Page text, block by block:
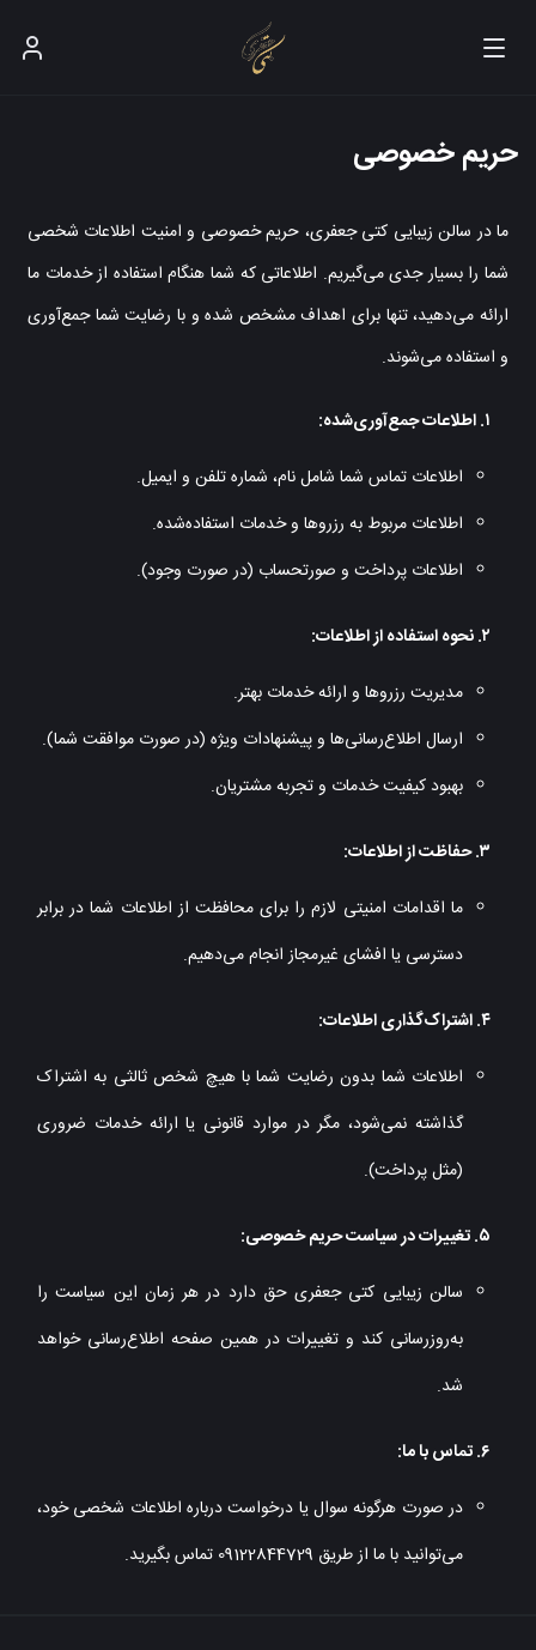
حریم خصوصی
ما در سالن زیبایی کتی جعفری، حریم خصوصی و امنیت اطلاعات شخصی
شما را بسیار جدی می‌گیریم. اطلاعاتی که شما هنگام استفاده از خدمات ما
ارائه می‌دهید، تنها برای اهداف مشخص شده و با رضایت شما جمع‌آوری
و استفاده می‌شوند.
۱. اطلاعات جمع‌آوری‌شده:
اطلاعات تماس شما شامل نام، شماره تلفن و ایمیل.
اطلاعات مربوط به رزروها و خدمات استفاده‌شده.
اطلاعات پرداخت و صورتحساب (در صورت وجود).
۲. نحوه استفاده از اطلاعات:
مدیریت رزروها و ارائه خدمات بهتر.
ارسال اطلاع‌رسانی‌ها و پیشنهادات ویژه (در صورت موافقت شما).
بهبود کیفیت خدمات و تجربه مشتریان.
۳. حفاظت از اطلاعات:
ما اقدامات امنیتی لازم را برای محافظت از اطلاعات شما در برابر
دسترسی یا افشای غیرمجاز انجام می‌دهیم.
۴. اشتراک‌گذاری اطلاعات:
اطلاعات شما بدون رضایت شما با هیچ شخص ثالثی به اشتراک
گذاشته نمی‌شود، مگر در موارد قانونی یا ارائه خدمات ضروری
(مثل پرداخت).
۵. تغییرات در سیاست حریم خصوصی:
سالن زیبایی کتی جعفری حق دارد در هر زمان این سیاست را
به‌روزرسانی کند و تغییرات در همین صفحه اطلاع‌رسانی خواهد
شد.
۶. تماس با ما:
در صورت هرگونه سوال یا درخواست درباره اطلاعات شخصی خود،
می‌توانید با ما از طریق 09122844729 تماس بگیرید.